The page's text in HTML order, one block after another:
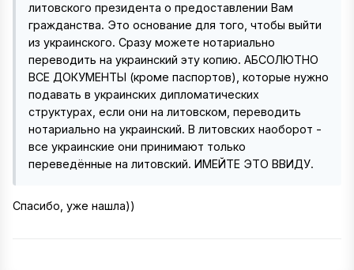
литовского президента о предоставлении Вам
гражданства. Это основание для того, чтобы выйти
из украинского. Сразу можете нотариально
переводить на украинский эту копию. АБСОЛЮТНО
ВСЕ ДОКУМЕНТЫ (кроме паспортов), которые нужно
подавать в украинских дипломатических
структурах, если они на литовском, переводить
нотариально на украинский. В литовских наоборот -
все украинские они принимают только
переведённые на литовский. ИМЕЙТЕ ЭТО ВВИДУ.
Спасибо, уже нашла))